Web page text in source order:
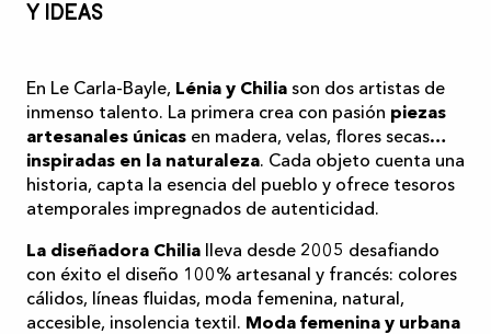
Y ideas
En Le Carla-Bayle, Lénia y Chilia son dos artistas de
inmenso talento. La primera crea con pasión piezas
artesanales únicas en madera, velas, flores secas…
inspiradas en la naturaleza. Cada objeto cuenta una
historia, capta la esencia del pueblo y ofrece tesoros
atemporales impregnados de autenticidad.
La diseñadora Chilia lleva desde 2005 desafiando
con éxito el diseño 100% artesanal y francés: colores
cálidos, líneas fluidas, moda femenina, natural,
accesible, insolencia textil. Moda femenina y urbana